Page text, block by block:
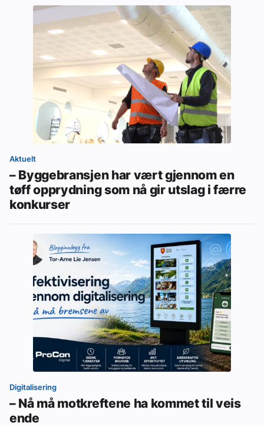
Aktuelt
– Byggebransjen har vært gjennom en
tøff opprydning som nå gir utslag i færre
konkurser
Digitalisering
– Nå må motkreftene ha kommet til veis
ende